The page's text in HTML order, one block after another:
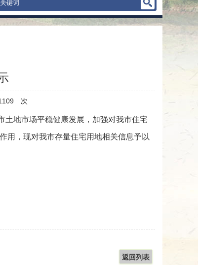
次
土地市场平稳健康发展，加强对我市住宅
用，现对我市存量住宅用地相关信息予以
返回列表